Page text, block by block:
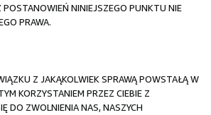
NINIEJSZEGO PUNKTU NIE
PRAWA.
Z JAKĄKOLWIEK SPRAWĄ POWSTAŁĄ W
KORZYSTANIEM PRZEZ CIEBIE Z
DO ZWOLNIENIA NAS, NASZYCH